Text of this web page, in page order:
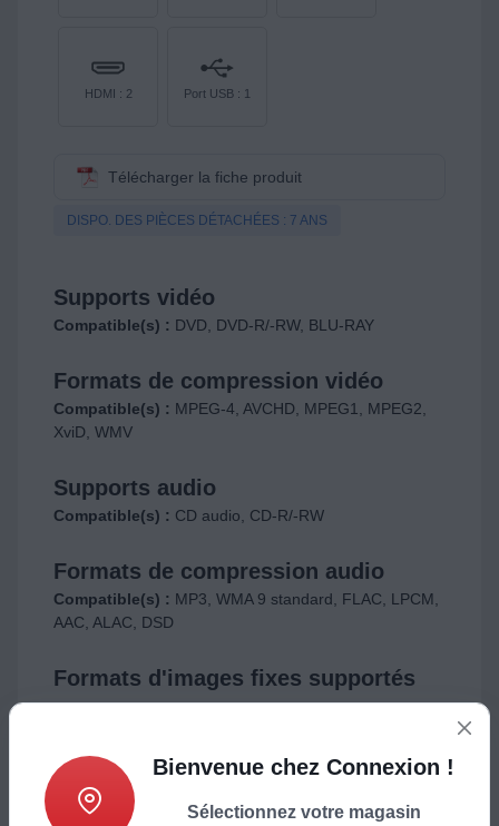
HDMI : 2 Port USB : 1
Télécharger la fiche produit
DISPO. DES PIÈCES DÉTACHÉES : 7 ANS
Supports vidéo
Compatible(s) : DVD, DVD-R/-RW, BLU-RAY
Formats de compression vidéo
Compatible(s) : MPEG-4, AVCHD, MPEG1, MPEG2,
XviD, WMV
Supports audio
Compatible(s) : CD audio, CD-R/-RW
Formats de compression audio
Compatible(s) : MP3, WMA 9 standard, FLAC, LPCM,
AAC, ALAC, DSD
Formats d'images fixes supportés
en lecture
Caractéristiques audio
Bienvenue chez Connexion !
Sélectionnez votre magasin